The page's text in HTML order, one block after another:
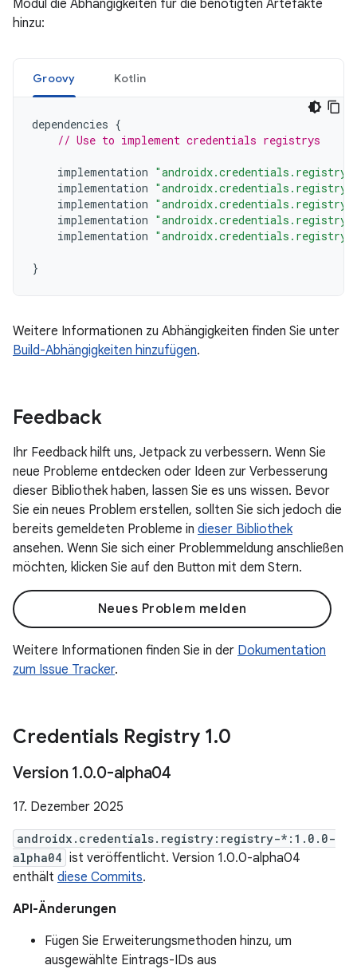
Modul die Abhängigkeiten für die benötigten Artefakte
hinzu:
Groovy Kotlin
dependencies {
// Use to implement credentials registrys
implementation
implementation
implementation
implementation
implementation
}
Weitere Informationen zu Abhängigkeiten finden Sie unter
Build-Abhängigkeiten hinzufügen.
Feedback
Ihr Feedback hilft uns, Jetpack zu verbessern. Wenn Sie
neue Probleme entdecken oder Ideen zur Verbesserung
dieser Bibliothek haben, lassen Sie es uns wissen. Bevor
Sie ein neues Problem erstellen, sollten Sie sich jedoch die
bereits gemeldeten Probleme in dieser Bibliothek
ansehen. Wenn Sie sich einer Problemmeldung anschließen
möchten, klicken Sie auf den Button mit dem Stern.
Neues Problem melden
Weitere Informationen finden Sie in der Dokumentation
zum Issue Tracker.
Credentials Registry 1.0
Version 1.0.0-alpha04
17. Dezember 2025
androidx.credentials.registry:registry-*:1.0.0-
alpha04 ist veröffentlicht. Version 1.0.0-alpha04
enthält diese Commits.
API-Änderungen
Fügen Sie Erweiterungsmethoden hinzu, um
ausgewählte Eintrags-IDs aus